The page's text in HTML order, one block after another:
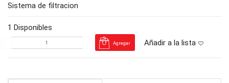
Sistema de filtracion
1 Disponibles
Agregar Añadir a la lista